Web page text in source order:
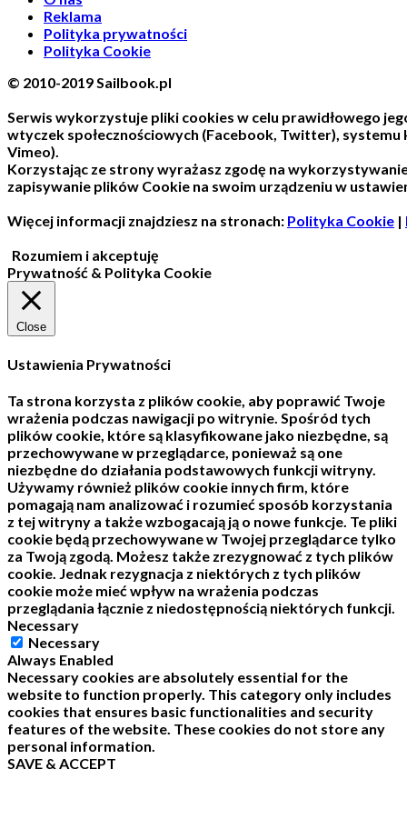
Reklama
Polityka prywatności
Polityka Cookie
© 2010-2019 Sailbook.pl
Serwis wykorzystuje pliki cookies w celu prawidłowego
wtyczek społecznościowych (Facebook, Twitter),
Vimeo).
Korzystając ze strony wyrażasz zgodę na
zapisywanie plików Cookie na swoim urządzeniu w
Więcej informacji znajdziesz na stronach: Polityka Cookie |
Rozumiem i akceptuję
Prywatność & Polityka Cookie
Close
Ustawienia Prywatności
Ta strona korzysta z plików cookie, aby poprawić Twoje
wrażenia podczas nawigacji po witrynie. Spośród tych
plików cookie, które są klasyfikowane jako niezbędne, są
przechowywane w przeglądarce, ponieważ są one
niezbędne do działania podstawowych funkcji witryny.
Używamy również plików cookie innych firm, które
pomagają nam analizować i rozumieć sposób korzystania
z tej witryny a także wzbogacają ją o nowe funkcje. Te pliki
cookie będą przechowywane w Twojej przeglądarce tylko
za Twoją zgodą. Możesz także zrezygnować z tych plików
cookie. Jednak rezygnacja z niektórych z tych plików
cookie może mieć wpływ na wrażenia podczas
przeglądania łącznie z niedostępnością niektórych funkcji.
Necessary
Necessary
Always Enabled
Necessary cookies are absolutely essential for the
website to function properly. This category only includes
cookies that ensures basic functionalities and security
features of the website. These cookies do not store any
personal information.
SAVE & ACCEPT